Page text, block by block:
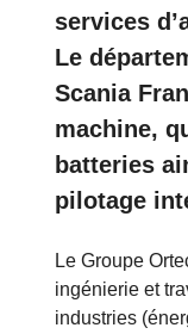
services
Le
Scania
machine,
batteries
pilotage
Le Groupe
ingénierie et
industries